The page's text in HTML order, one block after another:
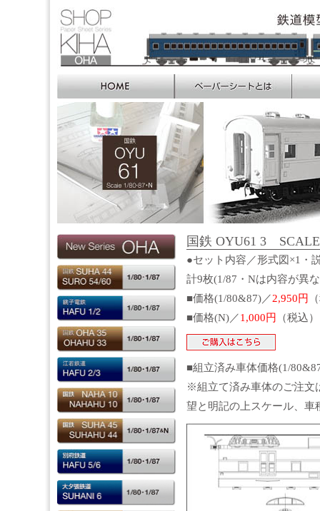
国鉄 OYU61 3
●セット内容／形式図×1
計9枚(1/87・Nは内容が異
■価格(1/80&87)／2,950円
■価格(N)／1,000円 （税込
■組立済み車体価格(1/
※組立て済み車体のご注文
望と明記の上スケール、車